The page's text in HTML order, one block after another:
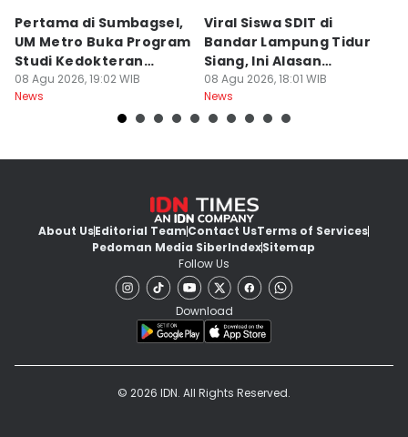
Pertama di Sumbagsel,
UM Metro Buka Program
Studi Kedokteran
Hewan
08 Agu 2026, 19:02 WIB
News
Viral Siswa SDIT di
Bandar Lampung Tidur
Siang, Ini Alasan
Sekolah
08 Agu 2026, 18:01 WIB
News
About UsEditorial TeamContact UsTerms of Services
Pedoman Media SiberIndexSitemap
Follow Us
Download
© 2026 IDN. All Rights Reserved.